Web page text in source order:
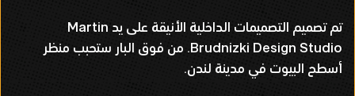
تم تصميم التصميمات الداخلية الأنيقة على يد Martin
Brudnizki Design Studio. من فوق البار ستحبب منظر
أسطح البيوت في مدينة لندن.